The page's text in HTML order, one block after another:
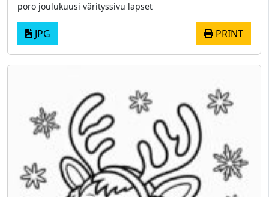
poro joulukuusi värityssivu lapset
JPG PRINT